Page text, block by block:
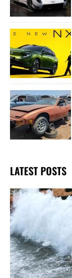
LATEST POSTS